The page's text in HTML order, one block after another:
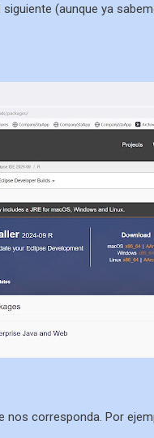
(aunque ya
nos corresponda. Por